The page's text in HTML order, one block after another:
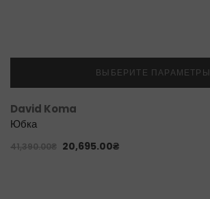
ВЫБЕРИТЕ ПАРАМЕТРЫ
David Koma
Юбка
41,390.00₴ 20,695.00₴